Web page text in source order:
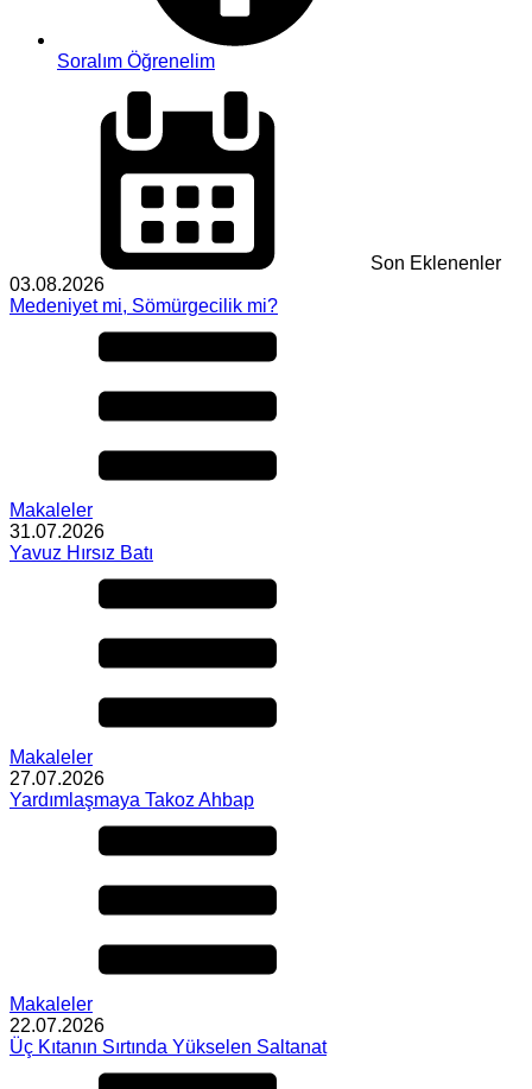
Soralım Öğrenelim
Son Eklenenler
03.08.2026
Medeniyet mi, Sömürgecilik mi?
Makaleler
31.07.2026
Yavuz Hırsız Batı
Makaleler
27.07.2026
Yardımlaşmaya Takoz Ahbap
Makaleler
22.07.2026
Üç Kıtanın Sırtında Yükselen Saltanat